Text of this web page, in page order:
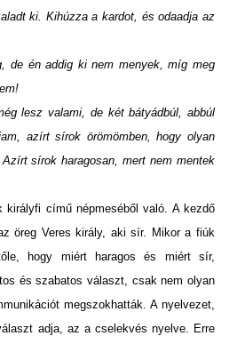
ki. Kihúzza a kardot, és odaadja az
de én addig ki nem menyek, míg meg
lesz valami, de két bátyádbúl, abbúl
azírt sírok örömömben, hogy olyan
sírok haragosan, mert nem mentek
királyfi című népmeséből való. A kezdő
öreg Veres király, aki sír. Mikor a fiúk
hogy miért haragos és miért sír,
és szabatos választ, csak nem olyan
megszokhatták. A nyelvezet,
adja, az a cselekvés nyelve. Erre